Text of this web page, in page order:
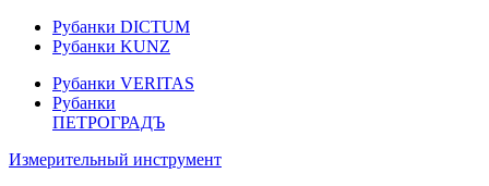
Рубанки DICTUM
Рубанки KUNZ
Рубанки VERITAS
Рубанки
ПЕТРОГРАДЪ
Измерительный инструмент